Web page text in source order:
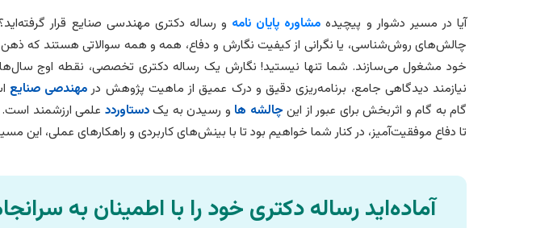
آیا در مسیر دشوار و پیچیده مشاوره پایان نامه و رساله دکتری مهندسی صنایع قرار
چالش‌های روش‌شناسی، یا نگرانی از کیفیت نگارش و دفاع، همه و همه سوالاتی هستند که
خود مشغول می‌سازند. شما تنها نیستید! نگارش یک رساله دکتری تخصصی، نقطه اوج
نیازمند دیدگاهی جامع، برنامه‌ریزی دقیق و درک عمیق از ماهیت پژوهش درمهندصی صنایع
گام به گام و اثربخش برای عبور از این چالشه ها و رسیدن به یکدستاوردد علمی ارزشمند
تا دفاع موفقیت‌آمیز، در کنار شما خواهیم بود تا با بینش‌های کاربردی و راهکارهای عملی، این
آماده‌اید رساله دکتری خود را با اطمینان به